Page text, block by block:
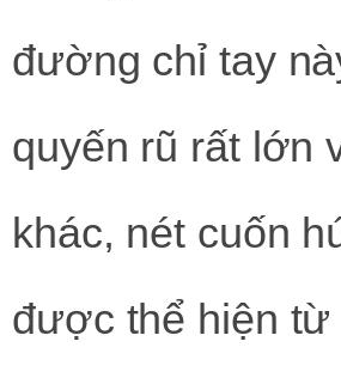
đường chỉ tay
quyến rũ rất lớn
khác, nét cuốn
được thể hiện từ